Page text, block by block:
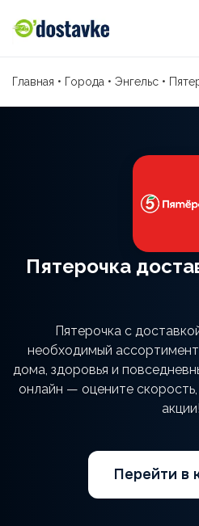
Главная • Города • Энгельс •
Пятерочка
Пятерочка с
необходимый
дома, здоровья и
онлайн — оцените
акции!
Перейти в